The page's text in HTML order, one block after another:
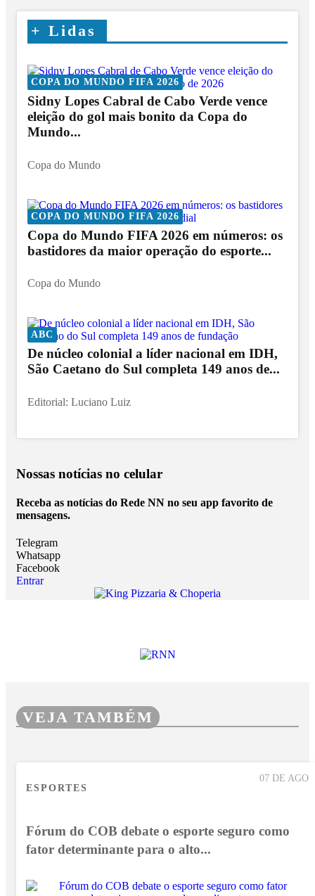
+ Lidas
COPA DO MUNDO FIFA 2026
Sidny Lopes Cabral de Cabo Verde vence
eleição do gol mais bonito da Copa do
Mundo...
Copa do Mundo
COPA DO MUNDO FIFA 2026
Copa do Mundo FIFA 2026 em números: os
bastidores da maior operação do esporte...
Copa do Mundo
ABC
De núcleo colonial a líder nacional em IDH,
São Caetano do Sul completa 149 anos de...
Editorial: Luciano Luiz
Nossas notícias no celular
Receba as notícias do Rede NN no seu app favorito de
mensagens.
Telegram
Whatsapp
Facebook
Entrar
VEJA TAMBÉM
07 DE AGO
ESPORTES
Fórum do COB debate o esporte seguro como
fator determinante para o alto...